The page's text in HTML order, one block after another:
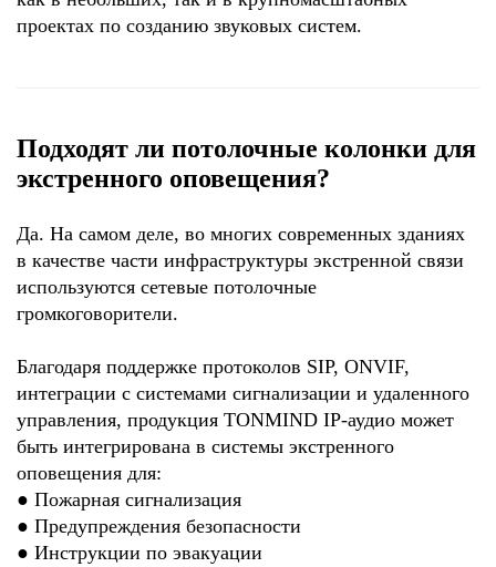
проектах по созданию звуковых систем.
Подходят ли потолочные колонки для
экстренного оповещения?
Да. На самом деле, во многих современных зданиях
в качестве части инфраструктуры экстренной связи
используются сетевые потолочные
громкоговорители.
Благодаря поддержке протоколов SIP, ONVIF,
интеграции с системами сигнализации и удаленного
управления, продукция TONMIND IP-аудио может
быть интегрирована в системы экстренного
оповещения для:
● Пожарная сигнализация
● Предупреждения безопасности
● Инструкции по эвакуации